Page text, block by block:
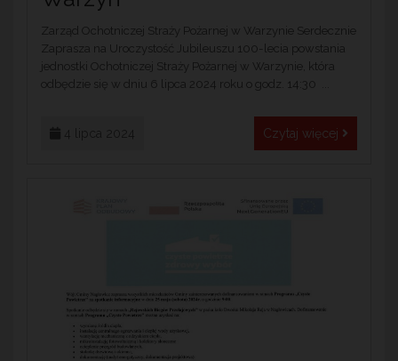
Zarząd Ochotniczej Straży Pożarnej w Warzynie Serdecznie
Zaprasza na Uroczystość Jubileuszu 100-lecia powstania
jednostki Ochotniczej Straży Pożarnej w Warzynie, która
odbędzie się w dniu 6 lipca 2024 roku o godz. 14:30 ...
Czytaj więcej